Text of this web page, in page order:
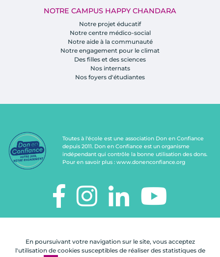
En poursuivant votre navigation sur le site, vous acceptez
l'utilisation de cookies susceptibles de réaliser des statistiques de
NOTRE CAMPUS HAPPY CHANDARA
Notre projet éducatif
Notre centre médico-social
Notre aide à la communauté
Notre engagement pour le climat
Des filles et des sciences
Nos internats
Nos foyers d'étudiantes
Toutes à l'école est une association Don en Confiance
depuis 2011. Don en Confiance est un organisme
indépendant qui contrôle la bonne utilisation des dons.
Pour en savoir plus : www.donenconfiance.org
92100 Boulogne-Billancourt